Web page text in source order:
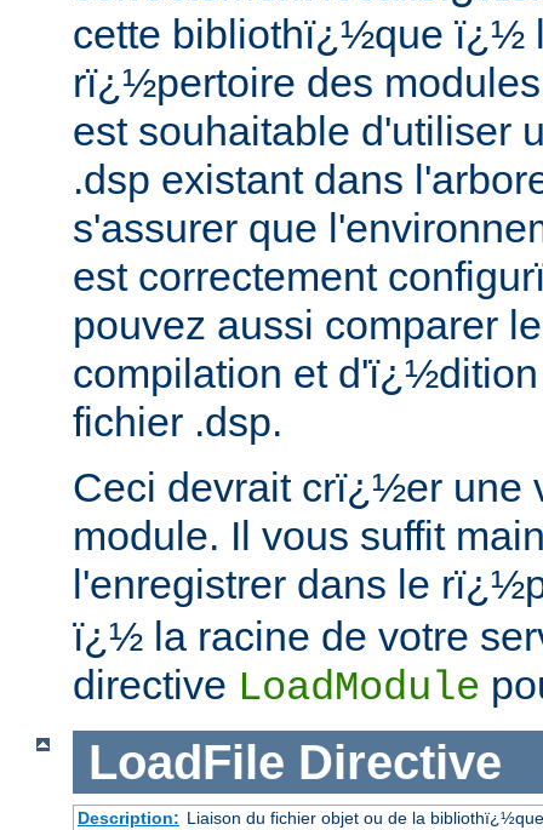
cette bibliothï¿½que ï¿½
rï¿½pertoire des
est souhaitable d'utiliser
.dsp existant dans
s'assurer que
est correctement
pouvez aussi comparer
compilation et
fichier .dsp.
Ceci devrait crï¿½er une
module. Il vous suffit
l'enregistrer dans le
ï¿½ la racine de votre
directive LoadModule
LoadFile Directive
Description: Liaison du fichier objet ou de la